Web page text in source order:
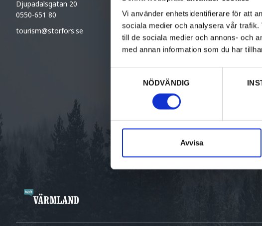
Vi använder enhetsidentifierare för att
sociala medier och analysera vår
till de sociala medier och annons- och
med annan information som du har
NÖDVÄNDIG
Avvisa
Djupadalsgatan 20
0550-651 80
tourism@storfors.se
Kultur
Mat &